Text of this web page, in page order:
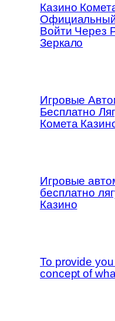
Казино
Войти Через
Зеркало
Игровые
Бесплатно
Комета
Игровые
бесплатно
Казино
To provide
concept of